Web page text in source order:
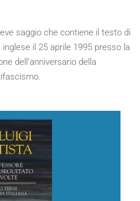
saggio che contiene il testo di
il 25 aprile 1995 presso la
dell’anniversario della